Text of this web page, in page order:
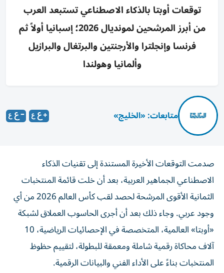
توقعات أوبتا بالذكاء الاصطناعي تستبعد العرب
من أبرز المرشحين لمونديال 2026؛ إسبانيا أولاً ثم
فرنسا وإنجلترا والأرجنتين والبرتغال والبرازيل
وألمانيا وهولندا
متابعات: «الخليج»
صدمت التوقعات الأخيرة المستندة إلى تقنيات الذكاء
الاصطناعي الجماهير العربية، بعد أن خلت قائمة المنتخبات
الثمانية الأقوى المرشحة لحصد لقب كأس العالم 2026 من أي
وجود عربي. وجاء ذلك بعد أن أجرى الحاسوب العملاق لشبكة
«أوبتا» العالمية، المتخصصة في الإحصائيات الرياضية، 10
آلاف محاكاة رقمية شاملة ومعمقة للبطولة، لتقييم حظوظ
المنتخبات بناءً على الأداء الفني والبيانات الرقمية.